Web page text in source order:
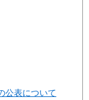
公表について